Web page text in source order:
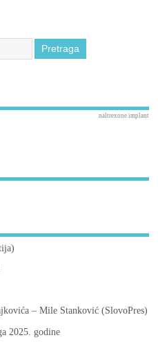
naltrexone implant
– Mile Stanković (SlovoPres)
2025. godine